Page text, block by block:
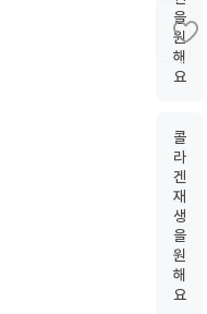
을
원
해
요
콜
라
겐
재
생
을
원
해
요